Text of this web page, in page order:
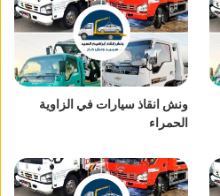
ونش انقاذ سيارات في الزاوية
الحمراء